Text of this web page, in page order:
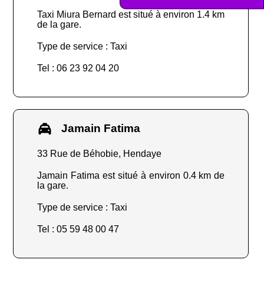
Taxi Miura Bernard est situé à environ 1.4 km
de la gare.
Type de service : Taxi
Tel : 06 23 92 04 20
Jamain Fatima
33 Rue de Béhobie, Hendaye
Jamain Fatima est situé à environ 0.4 km de
la gare.
Type de service : Taxi
Tel : 05 59 48 00 47